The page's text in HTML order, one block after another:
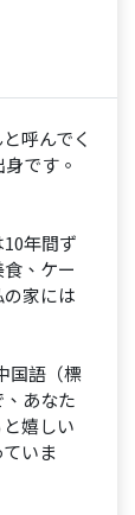
呼んでく
です。
年間ず
、ケー
家には
国語（標
あなた
嬉しい
いま